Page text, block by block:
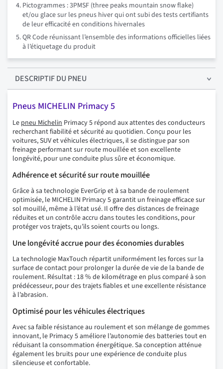
Pictogrammes : 3PMSF (three peaks mountain snow flake)
et/ou glace sur les pneus hiver qui ont subi des tests certifiants
de leur efficacité en conditions hivernales
QR Code réunissant l’ensemble des informations officielles liées
à l’étiquetage du produit
DESCRIPTIFDU PNEU
Pneus MICHELIN Primacy 5
Le pneu Michelin Primacy 5 répond aux attentes des conducteurs
recherchant fiabilité et sécurité au quotidien. Conçu pour les
voitures, SUV et véhicules électriques, il se distingue par son
freinage performant sur route mouillée et son excellente
longévité, pour une conduite plus sûre et économique.
Adhérence et sécurité sur route mouillée
Grâce à sa technologie EverGrip et à sa bande de roulement
optimisée, le MICHELIN Primacy 5 garantit un freinage efficace sur
sol mouillé, même à l’état usé. Il offre des distances de freinage
réduites et un contrôle accru dans toutes les conditions, pour
protéger vos trajets, qu’ils soient courts ou longs.
Une longévité accrue pour des économies durables
La technologie MaxTouch répartit uniformément les forces sur la
surface de contact pour prolonger la durée de vie de la bande de
roulement. Résultat : 18 % de kilométrage en plus comparé à son
prédécesseur, pour des trajets fiables et une excellente résistance
à l’abrasion.
Optimisé pour les véhicules électriques
Avec sa faible résistance au roulement et son mélange de gommes
innovant, le Primacy 5 améliore l’autonomie des batteries tout en
réduisant la consommation énergétique. Sa conception atténue
également les bruits pour une expérience de conduite plus
silencieuse et confortable.